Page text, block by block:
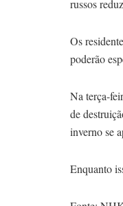
russos
Os
poderão
Na terça-
de
inverno se
Enquanto